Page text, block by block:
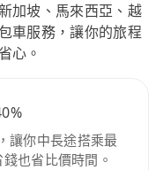
加坡、馬來西亞、越
車服務，讓你的旅程
心。
讓你中長途搭乘最
也省比價時間。